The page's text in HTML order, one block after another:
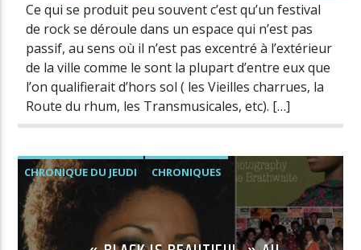
Ce qui se produit peu souvent c’est qu’un festival
de rock se déroule dans un espace qui n’est pas
passif, au sens où il n’est pas excentré à l’extérieur
de la ville comme le sont la plupart d’entre eux que
l’on qualifierait d’hors sol ( les Vieilles charrues, la
Route du rhum, les Transmusicales, etc). […]
CHRONIQUE DU JEUDI CHRONIQUES